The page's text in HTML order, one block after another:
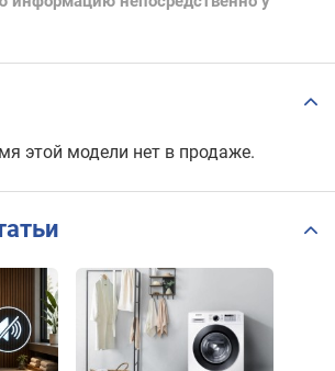
этой модели нет в продаже.